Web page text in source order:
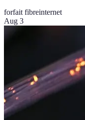
forfait fibreinternet
Aug 3